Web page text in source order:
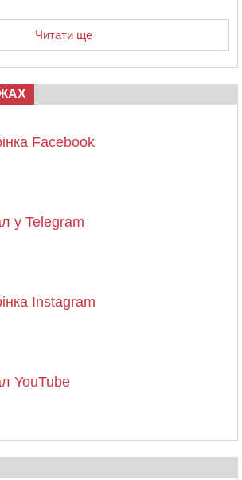
Читати ще
Facebook
у Telegram
Instagram
YouTube